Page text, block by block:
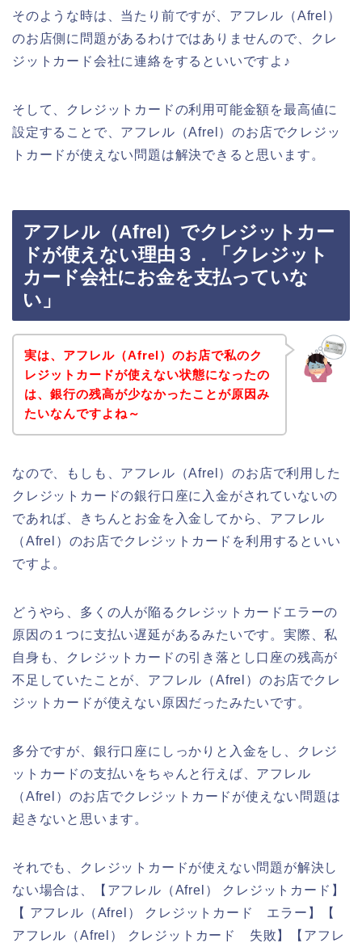
そのような時は、当たり前ですが、アフレル（Afrel）
のお店側に問題があるわけではありませんので、クレ
ジットカード会社に連絡をするといいですよ♪
そして、クレジットカードの利用可能金額を最高値に
設定することで、アフレル（Afrel）のお店でクレジッ
トカードが使えない問題は解決できると思います。
アフレル（Afrel）でクレジットカー
ドが使えない理由３．「クレジット
カード会社にお金を支払っていな
い」
実は、アフレル（Afrel）のお店で私のク
レジットカードが使えない状態になったの
は、銀行の残高が少なかったことが原因み
たいなんですよね～
なので、もしも、アフレル（Afrel）のお店で利用した
クレジットカードの銀行口座に入金がされていないの
であれば、きちんとお金を入金してから、アフレル
（Afrel）のお店でクレジットカードを利用するといい
ですよ。
どうやら、多くの人が陥るクレジットカードエラーの
原因の１つに支払い遅延があるみたいです。実際、私
自身も、クレジットカードの引き落とし口座の残高が
不足していたことが、アフレル（Afrel）のお店でクレ
ジットカードが使えない原因だったみたいです。
多分ですが、銀行口座にしっかりと入金をし、クレジ
ットカードの支払いをちゃんと行えば、アフレル
（Afrel）のお店でクレジットカードが使えない問題は
起きないと思います。
それでも、クレジットカードが使えない問題が解決し
ない場合は、【アフレル（Afrel） クレジットカード】
【 アフレル（Afrel） クレジットカード エラー】【
アフレル（Afrel） クレジットカード 失敗】【アフレ